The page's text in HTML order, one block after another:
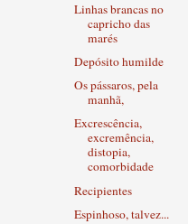
Linhas brancas no
capricho das
marés
Depósito humilde
Os pássaros, pela
manhã,
Excrescência,
excremência,
distopia,
comorbidade
Recipientes
Espinhoso, talvez...